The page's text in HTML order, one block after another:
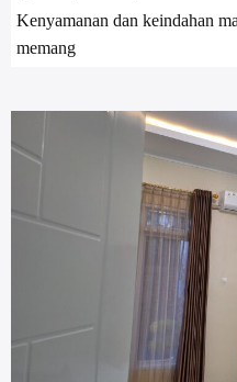
Kenyamanan dan keindahan
memang